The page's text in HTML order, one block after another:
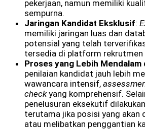
pekerjaan, namun memiliki
sempurna.
Jaringan Kandidat Eksklusif:
memiliki jaringan luas dan
potensial yang telah
tersedia di platform rekrutmen
Proses yang Lebih Mendalam
penilaian kandidat jauh lebih
wawancara intensif,
checkyang komprehensif.
penelusuran eksekutif
terutama jika posisi yang
atau melibatkan penggantian